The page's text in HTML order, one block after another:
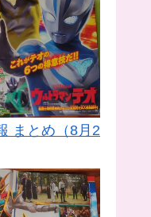
まとめ（8月2